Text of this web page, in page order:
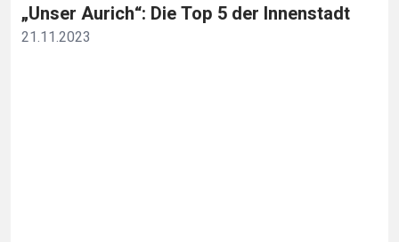
„Unser Aurich“: Die Top 5 der Innenstadt
21.11.2023